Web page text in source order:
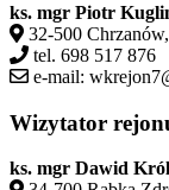
ks. mgr Piotr
32-500
tel. 698 517 876
e-mail:
Wizytator
ks. mgr Dawid Król